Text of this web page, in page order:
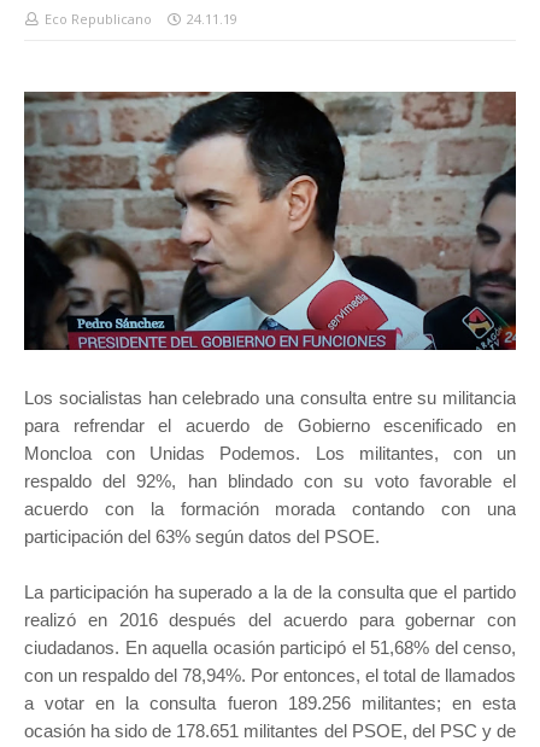
Eco Republicano 24.11.19
Los socialistas han celebrado una consulta entre su militancia
para refrendar el acuerdo de Gobierno escenificado en
Moncloa con Unidas Podemos. Los militantes, con un
respaldo del 92%, han blindado con su voto favorable el
acuerdo con la formación morada contando con una
participación del 63% según datos del PSOE.
La participación ha superado a la de la consulta que el partido
realizó en 2016 después del acuerdo para gobernar con
ciudadanos. Enaquella ocasión participó el 51,68% del censo,
con un respaldo del 78,94%. Por entonces, el total de llamados
a votar en la consulta fueron 189.256 militantes; en esta
ocasión ha sido de 178.651 militantes del PSOE, del PSC y de